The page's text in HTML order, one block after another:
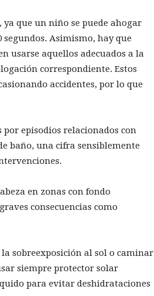
que un niño se puede ahogar
Asimismo, hay que
usarse aquellos adecuados a la
correspondiente. Estos
accidentes, por lo que
por episodios relacionados con
baño, una cifra sensiblemente
en zonas con fondo
consecuencias como
sobreexposición al sol o caminar
siempre protector solar
para evitar deshidrataciones